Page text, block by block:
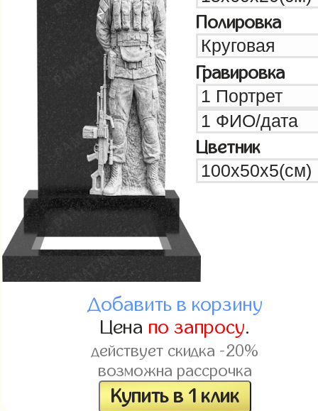
Полировка
Гравировка
Цветник
Добавить в корзину
Цена по запросу.
действует скидка -20%
возможна рассрочка
Купить в 1 клик